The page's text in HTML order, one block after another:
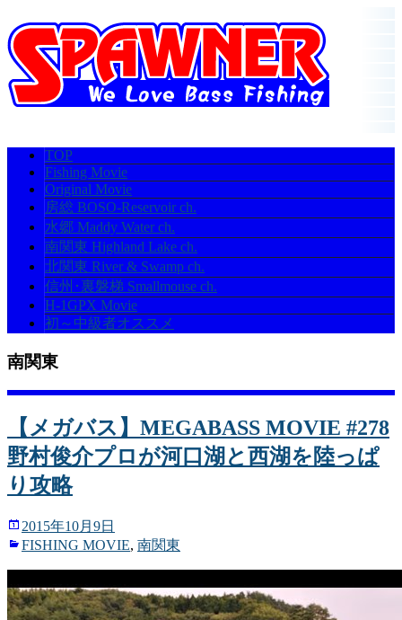
TOP
Fishing Movie
Original Movie
房総 BOSO-Reservoir ch.
水郷 Maddy Water ch.
南関東 Highland Lake ch.
北関東 River & Swamp ch.
信州･裏磐梯 Smallmouse ch.
H-1GPX Movie
初～中級者オススメ
南関東
【メガバス】MEGABASS MOVIE #278
野村俊介プロが河口湖と西湖を陸っぱ
り攻略
2015年10月9日
FISHING MOVIE, 南関東